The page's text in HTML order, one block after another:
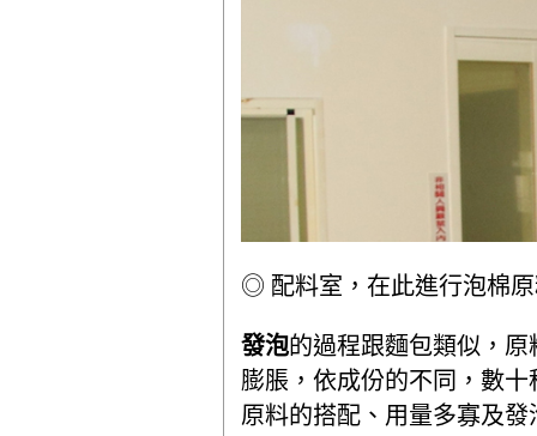
◎ 配料室，在此進行泡棉
發泡的過程跟麵包類似，
膨脹，依成份的不同，數
原料的搭配、用量多寡及